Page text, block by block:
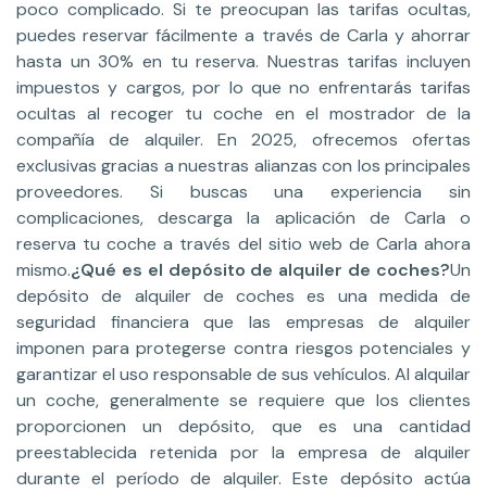
poco complicado. Si te preocupan las tarifas ocultas,
puedes reservar fácilmente a través de Carla y ahorrar
hasta un 30% en tu reserva. Nuestras tarifas incluyen
impuestos y cargos, por lo que no enfrentarás tarifas
ocultas al recoger tu coche en el mostrador de la
compañía de alquiler. En 2025, ofrecemos ofertas
exclusivas gracias a nuestras alianzas con los principales
proveedores. Si buscas una experiencia sin
complicaciones, descarga la aplicación de Carla o
reserva tu coche a través del sitio web de Carla ahora
mismo.¿Qué es el depósito de alquiler de coches?Un
depósito de alquiler de coches es una medida de
seguridad financiera que las empresas de alquiler
imponen para protegerse contra riesgos potenciales y
garantizar el uso responsable de sus vehículos. Al alquilar
un coche, generalmente se requiere que los clientes
proporcionen un depósito, que es una cantidad
preestablecida retenida por la empresa de alquiler
durante el período de alquiler. Este depósito actúa